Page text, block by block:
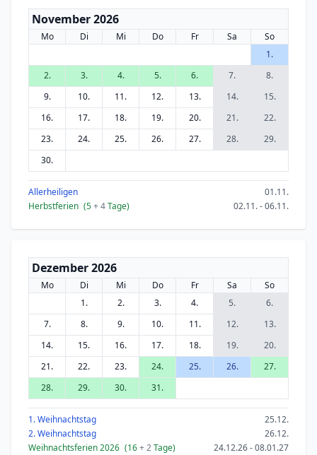
November 2026
Mo Di Mi Do Fr Sa
So
1.
2.
3. 4. 5. 6. 7.
8.
9.
10. 11. 12. 13. 14.
15.
16.
17. 18. 19. 20. 21.
22.
23.
24. 25. 26. 27. 28.
29.
30.
Allerheiligen
01.11.
Herbstferien (5+ 4Tage) 02.11. - 06.11.
Dezember 2026
Mo Di Mi Do Fr Sa
So
1.
2. 3. 4. 5.
6.
7.
8. 9. 10. 11. 12.
13.
14.
15. 16. 17. 18. 19.
20.
21.
22. 23. 24. 25. 26.
27.
28.
29. 30. 31.
1. Weihnachtstag
25.12.
2. Weihnachtstag
26.12.
Weihnachtsferien 2026 (16+ 2Tage) 24.12.26 - 08.01.27